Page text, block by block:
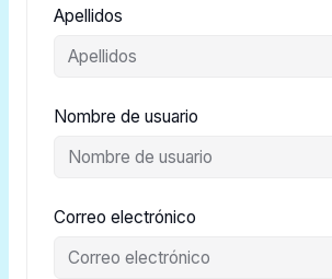
Apellidos
Nombre de usuario
Correo electrónico